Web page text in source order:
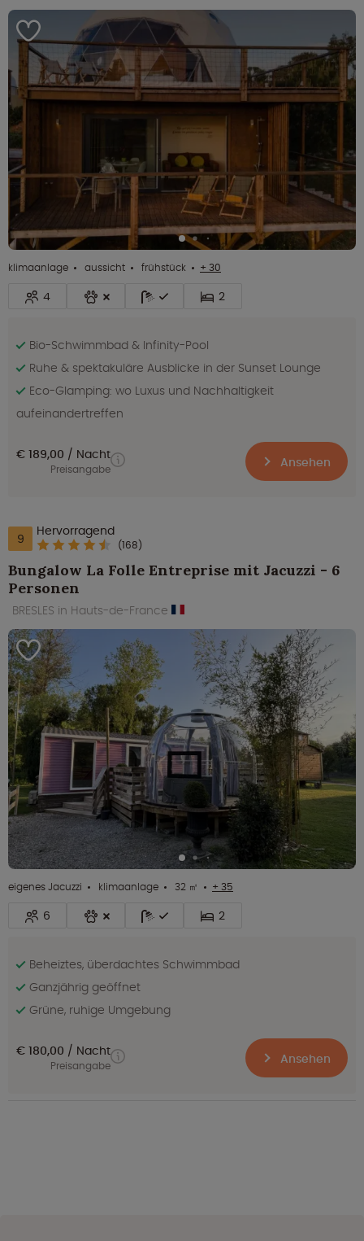
klimaanlage aussicht frühstück + 30
4 2
Bio-Schwimmbad & Infinity-Pool
Ruhe & spektakuläre Ausblicke in der Sunset Lounge
Eco-Glamping: wo Luxus und Nachhaltigkeit
aufeinandertreffen
€ 189,00 Nacht
Preisangabe Ansehen
9 Hervorragend
(168)
Bungalow La Folle Entreprise mit Jacuzzi - 6
Personen
BRESLES in Hauts-de-France
eigenes Jacuzzi klimaanlage 32 ㎡ + 35
6 2
Beheiztes, überdachtes Schwimmbad
Ganzjährig geöffnet
Grüne, ruhige Umgebung
€ 180,00 Nacht
Preisangabe Ansehen